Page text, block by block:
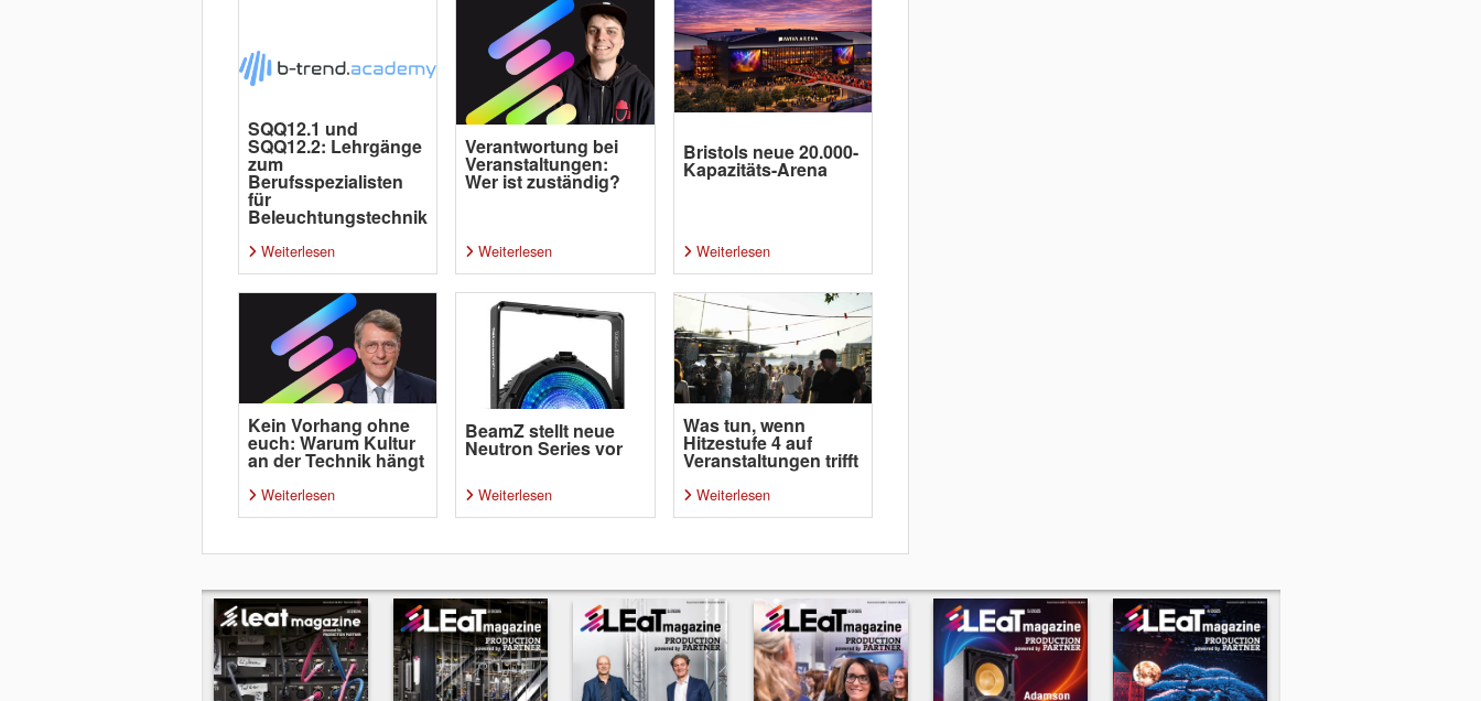
SQQ12.1 und
SQQ12.2: Lehrgänge
zum
Berufsspezialisten
für
Beleuchtungstechnik
Weiterlesen
Verantwortung bei
Veranstaltungen:
Wer ist zuständig?
Weiterlesen
Bristols neue 20.000-
Kapazitäts-Arena
Weiterlesen
Kein Vorhang ohne
euch: Warum Kultur
an der Technik hängt
Weiterlesen
BeamZ stellt neue
Neutron Series vor
Weiterlesen
Was tun, wenn
Hitzestufe 4 auf
Veranstaltungen trifft
Weiterlesen